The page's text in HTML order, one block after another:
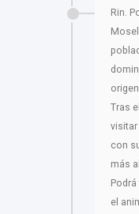
Rin.
Tras
con
más
el